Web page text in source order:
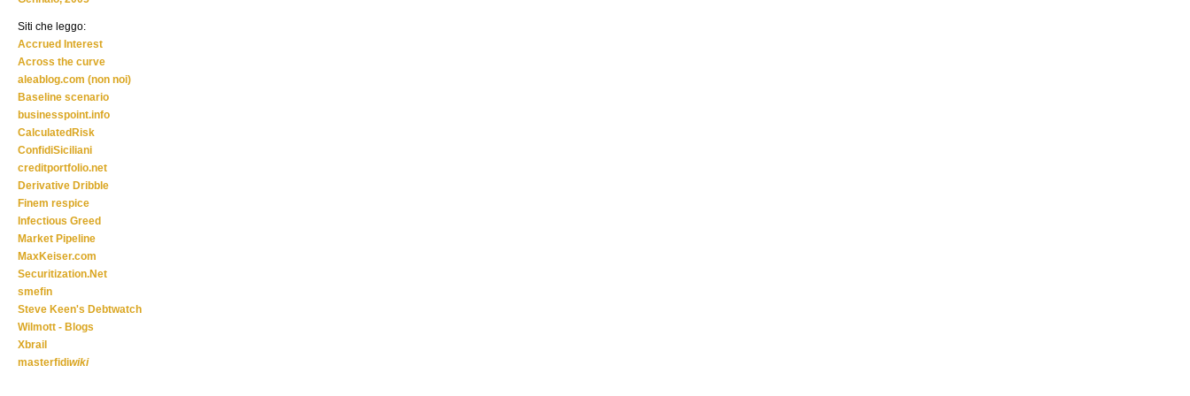
Siti che leggo:
Accrued Interest
Across the curve
aleablog.com (non noi)
Baseline scenario
businesspoint.info
CalculatedRisk
ConfidiSiciliani
creditportfolio.net
Derivative Dribble
Finem respice
Infectious Greed
Market Pipeline
MaxKeiser.com
Securitization.Net
smefin
Steve Keen's Debtwatch
Wilmott - Blogs
Xbrail
masterfidiwiki